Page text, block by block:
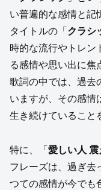
い普遍的な感情と記
タイトルの「 クラシ
時的な流行やトレン
る感情や思い出に焦
歌詞の中では、過去
いますが、その感情
生き続けていること
特に、「 愛しい人
フレーズは、過ぎ去
つての感情が今でも